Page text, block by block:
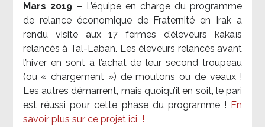
Mars 2019 – L’équipe en charge du programme
de relance économique de Fraternité en Irak a
rendu visite aux 17 fermes d’éleveurs kakaïs
relancés à Tal-Laban. Les éleveurs relancés avant
l’hiver en sont à l’achat de leur second troupeau
(ou « chargement ») de moutons ou de veaux !
Les autres démarrent, mais quoiqu’il en soit, le pari
est réussi pour cette phase du programme ! En
savoir plus sur ce projet ici !